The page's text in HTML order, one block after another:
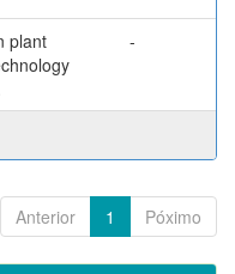
plant
-
Anterior 1 Póximo